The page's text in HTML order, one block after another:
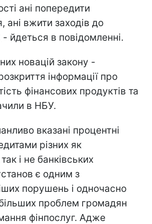
ані попередити
ані вжити заходів до
йдеться в повідомленні.
новацій закону -
інформації про
фінансових продуктів та
в НБУ.
вказані процентні
різних як
і не банківських
є одним з
порушень і одночасно
проблем громадян
фінпослуг. Адже